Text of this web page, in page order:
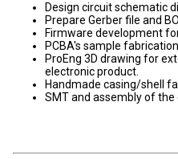
Design circuit schematic
Prepare Gerber file and
Firmware development
PCBA's sample fabrication.
ProEng 3D drawing for
electronic product.
Handmade casing/shell
SMT and assembly of